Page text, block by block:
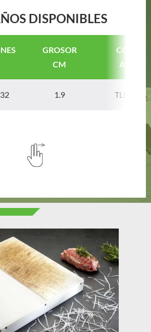
DISPONIBLES
GROSOR
CM
CÓDIGO
1.9